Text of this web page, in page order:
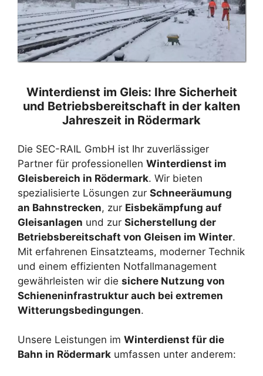
Winterdienst im Gleis: Ihre Sicherheit
und Betriebsbereitschaft in der kalten
Jahreszeit in Rödermark
Die SEC-RAIL GmbH ist Ihr zuverlässiger
Partner für professionellen Winterdienst im
Gleisbereich in Rödermark. Wir bieten
spezialisierte Lösungen zur Schneeräumung
an Bahnstrecken, zur Eisbekämpfung auf
Gleisanlagen und zur Sicherstellung der
Betriebsbereitschaft von Gleisen im Winter.
Mit erfahrenen Einsatzteams, moderner Technik
und einem effizienten Notfallmanagement
gewährleisten wir die sichere Nutzung von
Schieneninfrastruktur auch bei extremen
Witterungsbedingungen.
Unsere Leistungen im Winterdienst für die
Bahn in Rödermark umfassen unter anderem: